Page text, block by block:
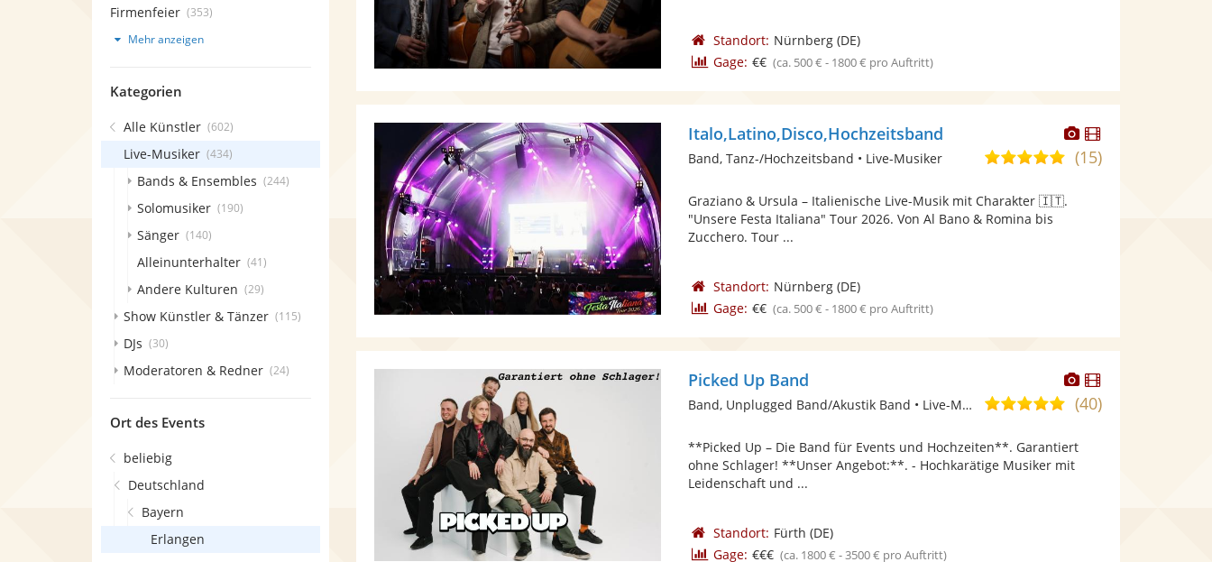
Standort: Nürnberg(DE)
Gage: €€ (ca. 500 € - 1800 € pro Auftritt)
Dieser
Künstler
stellt
Dieser
Künstler
Italo,Latino,Disco,Hochzeitsband
5,0
5
(15)
Band, Tanz-/Hochzeitsband • Live-Musiker
Graziano & Ursula – Italienische Live-Musik mit Charakter 🇮🇹.
"Unsere Festa Italiana" Tour 2026. Von Al Bano & Romina bis
Zucchero. Tour ...
Standort: Nürnberg(DE)
Gage: €€ (ca. 500 € - 1800 € pro Auftritt)
Dieser
Künstler
stellt
Dieser
Künstler
Picked Up Band
5,0
5
Sternen
(40)
Band, Unplugged Band/Akustik Band • Live-Musiker
**Picked Up – Die Band für Events und Hochzeiten**. Garantiert
ohne Schlager! **Unser Angebot:**. - Hochkarätige Musiker mit
Leidenschaft und ...
Standort: Fürth (DE)
Gage: €€€ (ca. 1800 € - 3500 € pro Auftritt)
Firmenfeier (353)
Mehr anzeigen
Kategorien
Alle Künstler (602)
Live-Musiker (434)
Bands & Ensembles (244)
Solomusiker (190)
Sänger (140)
Alleinunterhalter (41)
Andere Kulturen (29)
Show Künstler & Tänzer (115)
DJs (30)
Moderatoren & Redner (24)
Ort des Events
beliebig
Deutschland
Bayern
Erlangen